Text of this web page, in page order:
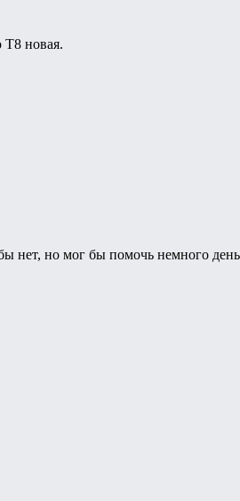
новая.
нет, но мог бы помочь немного